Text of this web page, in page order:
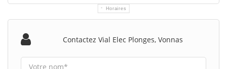
Horaires
Contactez Vial Elec Plonges, Vonnas